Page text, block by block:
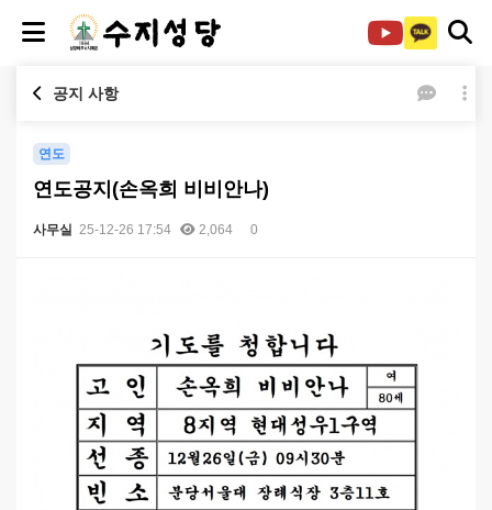
공지 사항
연도
연도공지(손옥희 비비안나)
사무실 25-12-26 17:54 2,064 0